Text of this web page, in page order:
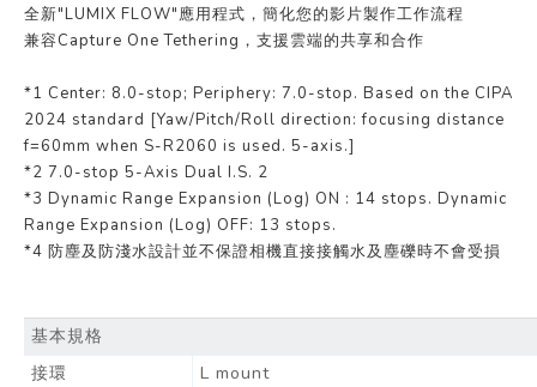
全新"LUMIX FLOW"應用程式，簡化您的影片製作工作流程
兼容Capture One Tethering，支援雲端的共享和合作
*1 Center: 8.0-stop; Periphery: 7.0-stop. Based on the CIPA
2024 standard [Yaw/Pitch/Roll direction: focusing distance
f=60mm when S-R2060 is used. 5-axis.]
*2 7.0-stop 5-Axis Dual I.S. 2
*3 Dynamic Range Expansion (Log) ON : 14 stops. Dynamic
Range Expansion (Log) OFF: 13 stops.
*4 防塵及防淺水設計並不保證相機直接接觸水及塵礫時不會受損
基本規格
接環
L mount